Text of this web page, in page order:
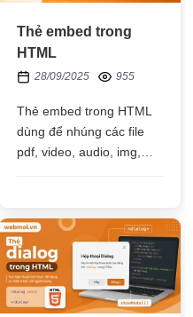
Thẻ embed trong
HTML
28/09/2025 955
Thẻ embed trong HTML
dùng để nhúng các file
pdf, video, audio, img,